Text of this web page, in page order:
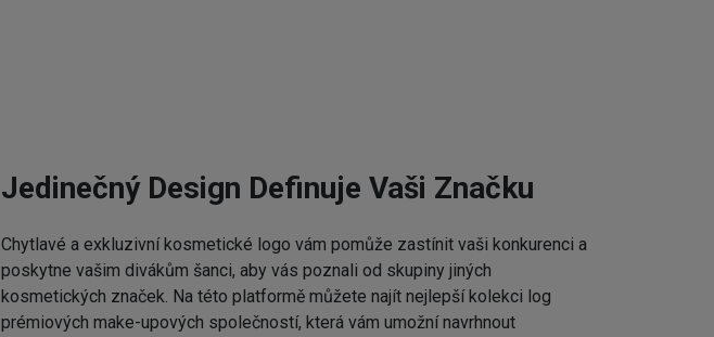
Jedinečný Design Definuje Vaši Značku
Chytlavé a exkluzivní kosmetické logo vám pomůže zastínit vaši konkurenci a
poskytne vašim divákům šanci, aby vás poznali od skupiny jiných
kosmetických značek. Na této platformě můžete najít nejlepší kolekci log
prémiových make-upových společností, která vám umožní navrhnout